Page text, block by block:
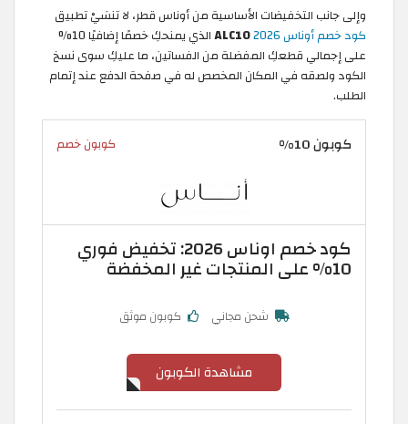
وإلى جانب التخفيضات الأساسية من أوناس قطر، لا تنسَيْ تطبيق
كود خصم أوناس 2026
ALC10
الذي يمنحكِ خصمًا إضافيًا 10%
على إجمالي قطعكِ المفضلة من الفساتين، ما عليكِ سوى نسخ
الكود ولصقه في المكان المخصص له في صفحة الدفع عند إتمام
الطلب.
كوبون 10% كوبون خصم
كود خصم اوناس 2026: تخفيض فوري
10% على المنتجات غير المخفضة
شحن مجاني كوبون موثق
مشاهدة الكوبون